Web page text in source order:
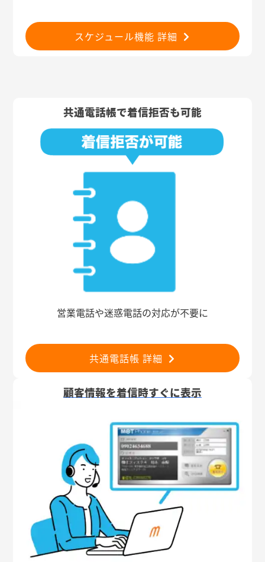
スケジュール機能 詳細
共通電話帳で着信拒否も可能
営業電話や迷惑電話の対応が不要に
共通電話帳 詳細
顧客情報を着信時すぐに表示